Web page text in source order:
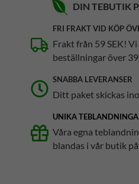
DIN TEBUTIK
FRI FRAKT VID KÖP
Frakt från 59 SEK!
beställningar över
SNABBA LEVERANSER
Ditt paket skickas
UNIKA
Våra egna
blandas i vår butik